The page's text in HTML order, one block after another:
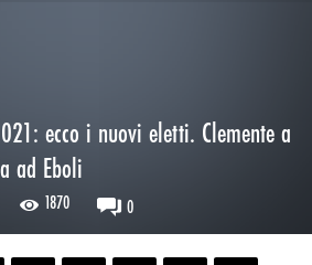
ecco i nuovi eletti. Clemente a
ad Eboli
1870 0